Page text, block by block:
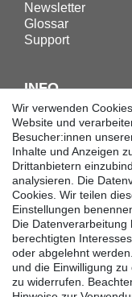
Newsletter
Glossar
Support
INFO
Downloadcenter
Batterieentsorgung
Hilfe
Termine
Erklärung zur
KONTAKT
Goebel GmbH
Mühlenstraße 2-4
Wir verwenden
Website und
Besucher:innen
Inhalte und Anzeigen
Drittanbietern
analysieren. Die
Cookies. Wir teilen
Einstellungen
Die
berechtigten
oder abgelehnt
und die Einwilligung
zu widerrufen.